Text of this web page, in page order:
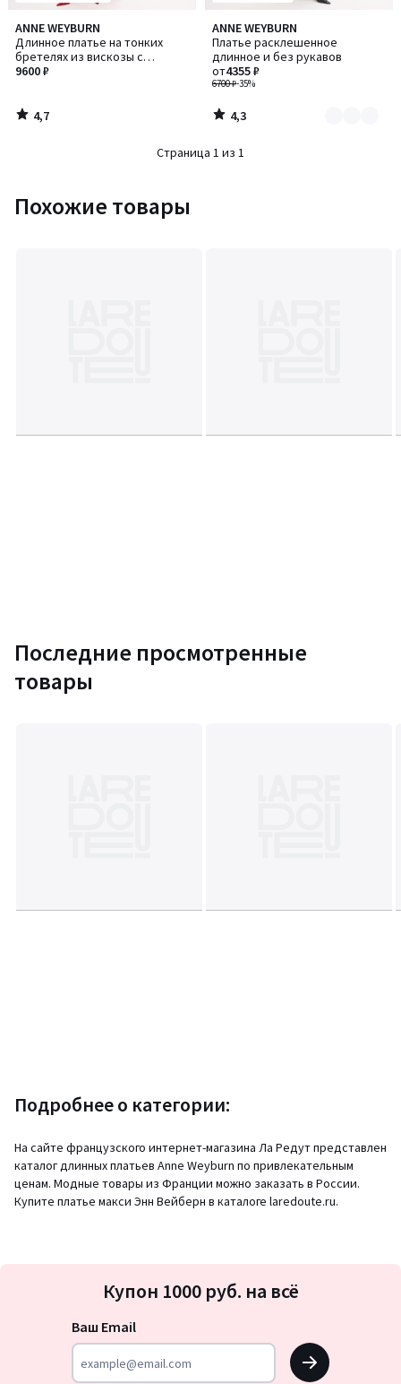
ANNE WEYBURN
Длинное платье на тонких
бретелях из вискозы с
набивным рисунком
9600 ₽
4,7
/ 5
4,7
/
ANNE WEYBURN
Платье расклешенное
длинное и без рукавов
6700 ₽-35%
от4355 ₽
4,3
/ 5
Количество
цветов:
2
4,3
/
Страница 1 из 1
Похожие товары
Последние просмотренные
товары
Подробнее о категории:
На сайте французского интернет-магазина Ла Редут представлен
каталог длинных платьев Anne Weyburn по привлекательным
ценам. Модные товары из Франции можно заказать в России.
Купите платье макси Энн Вейберн в каталоге laredoute.ru.
на
Купон 1000 руб. на всё
Ваш Email
OK